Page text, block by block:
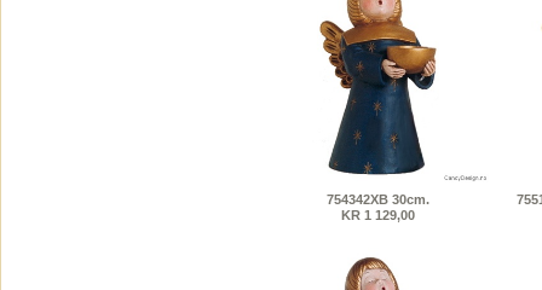
754342XB 30cm.
KR 1 129,00